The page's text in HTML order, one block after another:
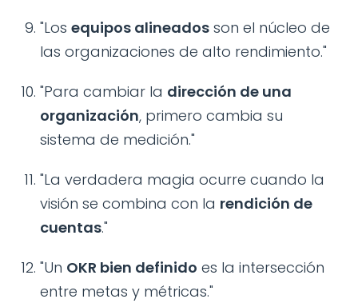
"Los equipos alineados son el núcleo de
las organizaciones de alto rendimiento."
"Para cambiar la dirección de una
organización, primero cambia su
sistema de medición."
"La verdadera magia ocurre cuando la
visión se combina con la rendición de
cuentas."
"Un OKR bien definido es la intersección
entre metas y métricas."